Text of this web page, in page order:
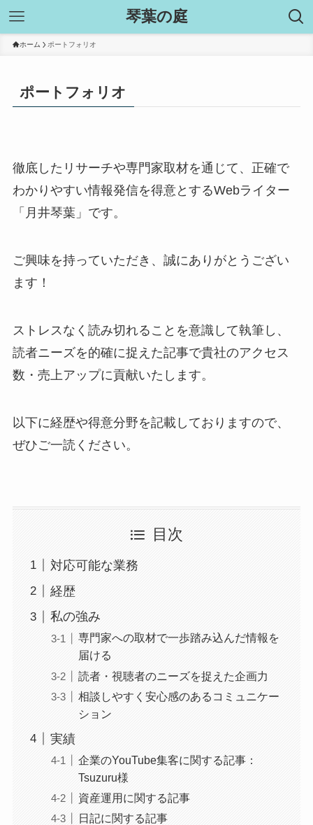
琴葉の庭
ホーム ポートフォリオ
ポートフォリオ
徹底したリサーチや専門家取材を通じて、正確で
わかりやすい情報発信を得意とするWebライター
「月井琴葉」です。
ご興味を持っていただき、誠にありがとうござい
ます！
ストレスなく読み切れることを意識して執筆し、
読者ニーズを的確に捉えた記事で貴社のアクセス
数・売上アップに貢献いたします。
以下に経歴や得意分野を記載しておりますので、
ぜひご一読ください。
目次
対応可能な業務
経歴
私の強み
専門家への取材で一歩踏み込んだ情報を
届ける
読者・視聴者のニーズを捉えた企画力
相談しやすく安心感のあるコミュニケー
ション
実績
企業のYouTube集客に関する記事：
Tsuzuru様
資産運用に関する記事
日記に関する記事